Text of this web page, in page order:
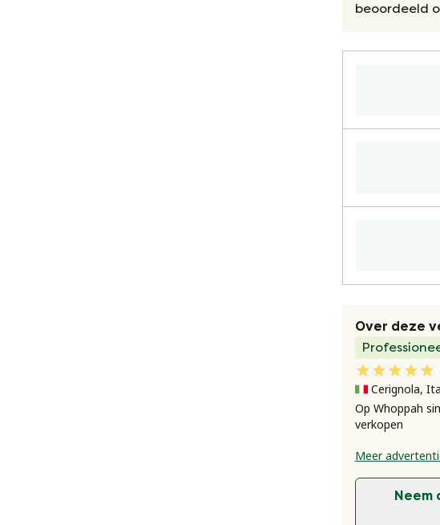
beoordeeld
Over deze
Cerignola,
Op Whoppah
verkopen
Meer
Neem